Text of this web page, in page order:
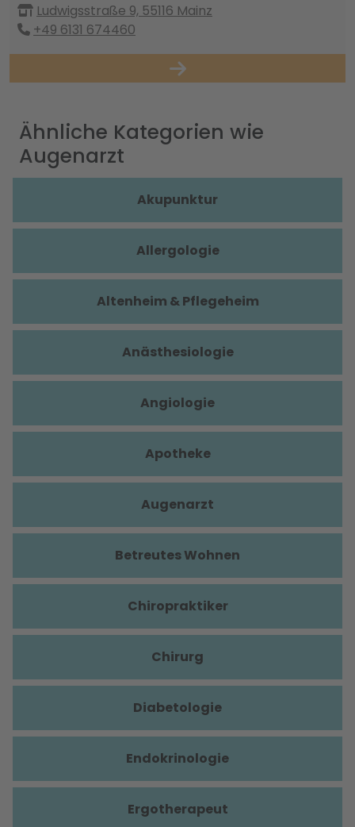
Ludwigsstraße 9, 55116 Mainz
+49 6131 674460
Ähnliche Kategorien wie
Augenarzt
Akupunktur
Allergologie
Altenheim & Pflegeheim
Anästhesiologie
Angiologie
Apotheke
Augenarzt
Betreutes Wohnen
Chiropraktiker
Chirurg
Diabetologie
Endokrinologie
Ergotherapeut